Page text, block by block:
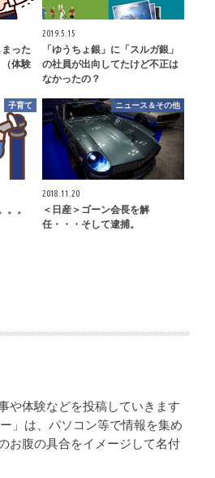
った
体験
2019.5.15
「ゆうちょ銀」に「スルガ銀」
の社員が出向してたけど不正は
なかったの？
子育て
。。
ニュース＆その他
2018.11.20
＜日産＞ゴーン会長を解
任・・・そして逮捕。
や体験などを投稿していきます
」は、パソコン等で情報を集め
お腹の具合をイメージして名付